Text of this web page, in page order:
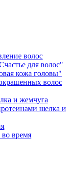
волос
для волос"
кожа головы"
волос
и жемчуга
шелка и
время